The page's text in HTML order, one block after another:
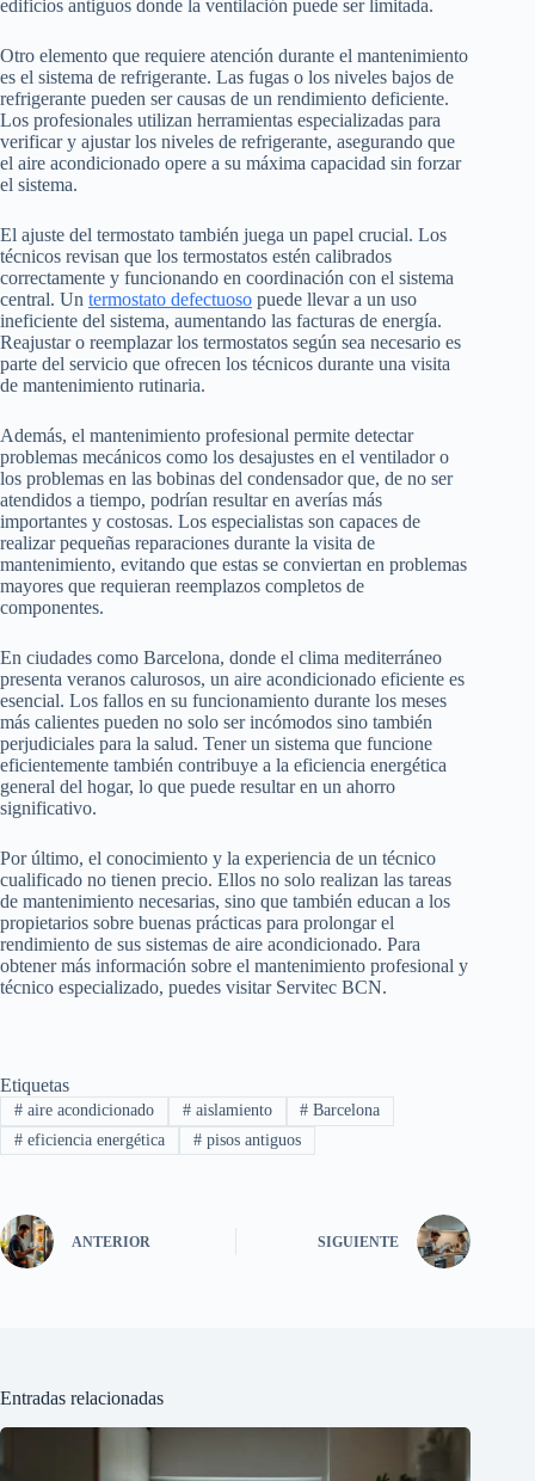
edificios antiguos donde la ventilación puede ser limitada.
Otro elemento que requiere atención durante el mantenimiento
es el sistema de refrigerante. Las fugas o los niveles bajos de
refrigerante pueden ser causas de un rendimiento deficiente.
Los profesionales utilizan herramientas especializadas para
verificar y ajustar los niveles de refrigerante, asegurando que
el aire acondicionado opere a su máxima capacidad sin forzar
el sistema.
El ajuste del termostato también juega un papel crucial. Los
técnicos revisan que los termostatos estén calibrados
correctamente y funcionando en coordinación con el sistema
central. Un termostato defectuoso puede llevar a un uso
ineficiente del sistema, aumentando las facturas de energía.
Reajustar o reemplazar los termostatos según sea necesario es
parte del servicio que ofrecen los técnicos durante una visita
de mantenimiento rutinaria.
Además, el mantenimiento profesional permite detectar
problemas mecánicos como los desajustes en el ventilador o
los problemas en las bobinas del condensador que, de no ser
atendidos a tiempo, podrían resultar en averías más
importantes y costosas. Los especialistas son capaces de
realizar pequeñas reparaciones durante la visita de
mantenimiento, evitando que estas se conviertan en problemas
mayores que requieran reemplazos completos de
componentes.
En ciudades como Barcelona, donde el clima mediterráneo
presenta veranos calurosos, un aire acondicionado eficiente es
esencial. Los fallos en su funcionamiento durante los meses
más calientes pueden no solo ser incómodos sino también
perjudiciales para la salud. Tener un sistema que funcione
eficientemente también contribuye a la eficiencia energética
general del hogar, lo que puede resultar en un ahorro
significativo.
Por último, el conocimiento y la experiencia de un técnico
cualificado no tienen precio. Ellos no solo realizan las tareas
de mantenimiento necesarias, sino que también educan a los
propietarios sobre buenas prácticas para prolongar el
rendimiento de sus sistemas de aire acondicionado. Para
obtener más información sobre el mantenimiento profesional y
técnico especializado, puedes visitar Servitec BCN.
Etiquetas
#aire acondicionado #aislamiento # Barcelona
#eficiencia energética #pisos antiguos
ANTERIOR SIGUIENTE
Entradas relacionadas